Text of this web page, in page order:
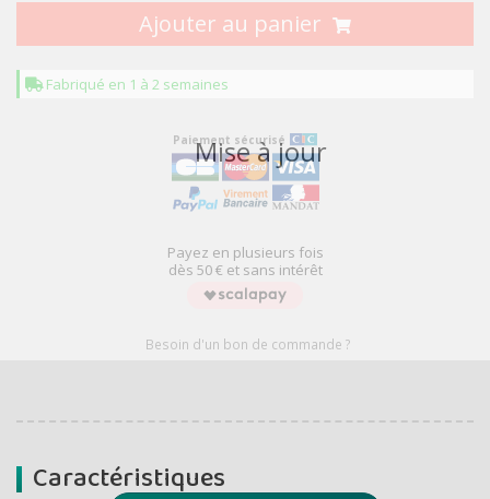
Mise à jour
Ajouter au panier
Fabriqué en 1 à 2 semaines
Paiement sécurisé
Payez en plusieurs fois
dès 50 € et sans intérêt
Besoin d'un bon de commande ?
Caractéristiques